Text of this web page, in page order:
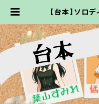
【台本】ソロ
【PDFでお渡